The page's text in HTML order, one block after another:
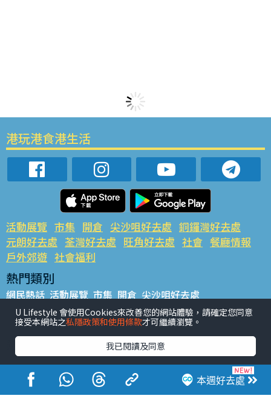
本週好去處
港玩港食港生活
活動展覽 市集 開倉 尖沙咀好去處 銅鑼灣好去處
元朗好去處 荃灣好去處 旺角好去處 社會 餐廳情報
戶外郊遊 社會福利
熱門類別
網民熱話 活動展覽 市集 開倉 尖沙咀好去處
銅鑼灣好去處 元朗好去處 荃灣好去處 旺角好去處 社會
餐廳情報 戶外郊遊
熱門標籤
#UGO搵好去處 #人氣活動推介 #美食社群熱話
#親子玩樂好去處
#ULifestyle應用程式
#限時搶
#UJetso禮物放送
#ULifestyle商戶中心 #著數
U Lifestyle 會使用Cookies來改善您的網站體驗，請確定您同意
接受本網站之私隱政策和使用條款才可繼續瀏覽。
我已閱讀及同意